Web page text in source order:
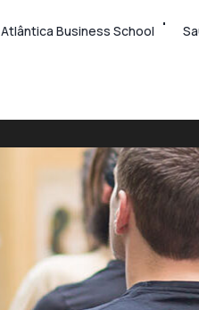
Atlântica Business School